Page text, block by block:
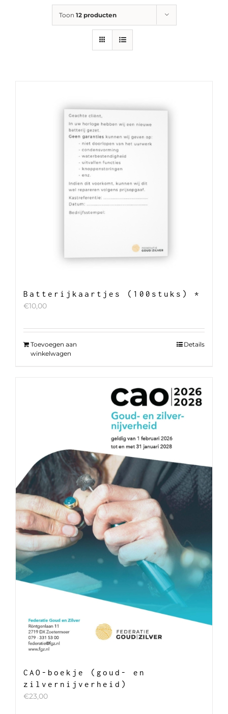
Toon 12 producten
Batterijkaartjes (100stuks) *
€10,00
Toevoegen aan
winkelwagen
Details
CAO-boekje (goud- en
zilvernijverheid)
€23,00